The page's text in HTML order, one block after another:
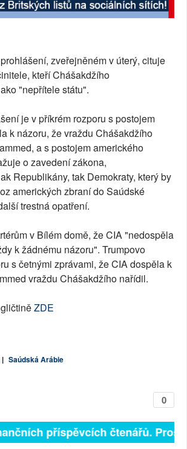
zveřejněném v úterý, cituje
kteří Chášakdžího
"nepřítele státu".
je v příkrém rozporu s postojem
k názoru, že vraždu Chášakdžího
a s postojem amerického
o zavedení zákona,
Republikány, tak Demokraty, který by
amerických zbraní do Saúdské
trestná opatření.
v Bílém domě, že CIA "nedospěla
k žádnému názoru". Trumpovo
s četnými zprávami, že CIA dospěla k
vraždu Chášakdžího nařídil.
ZDE
| Saúdská Arábie
0
příspěvcích čtenářů.